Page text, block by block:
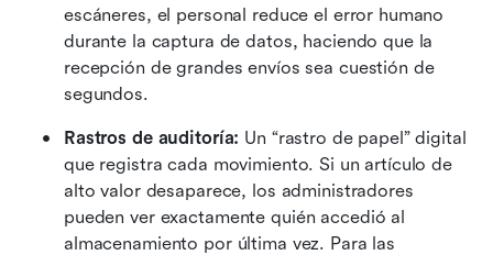
escáneres, el personal reduce el error humano
durante la captura de datos, haciendo que la
recepción de grandes envíos sea cuestión de
segundos.
Rastros de auditoría: Un “rastro de papel” digital
que registra cada movimiento. Si un artículo de
alto valor desaparece, los administradores
pueden ver exactamente quién accedió al
almacenamiento por última vez. Para las